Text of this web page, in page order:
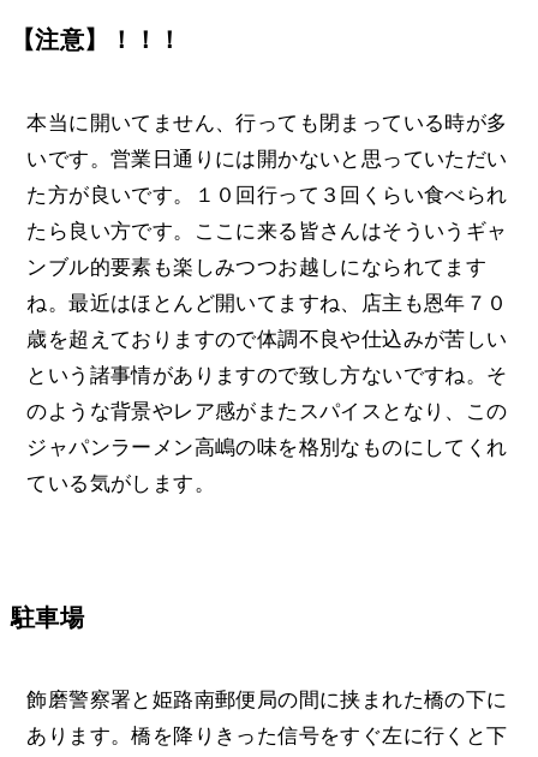
【注意】！！！
本当に開いてません、行っても閉まっている時が多
いです。営業日通りには開かないと思っていただい
た方が良いです。１０回行って３回くらい食べられ
たら良い方です。ここに来る皆さんはそういうギャ
ンブル的要素も楽しみつつお越しになられてます
ね。最近はほとんど開いてますね、店主も恩年７０
歳を超えておりますので体調不良や仕込みが苦しい
という諸事情がありますので致し方ないですね。そ
のような背景やレア感がまたスパイスとなり、この
ジャパンラーメン高嶋の味を格別なものにしてくれ
ている気がします。
駐車場
飾磨警察署と姫路南郵便局の間に挟まれた橋の下に
あります。橋を降りきった信号をすぐ左に行くと下